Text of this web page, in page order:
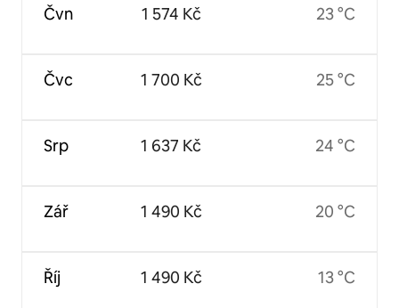
Čvn
Čvc
Srp
Zář
Říj
1 574 Kč
1 700 Kč
1 637 Kč
1 490 Kč
1 490 Kč
23 °C
25 °C
24 °C
20 °C
13 °C